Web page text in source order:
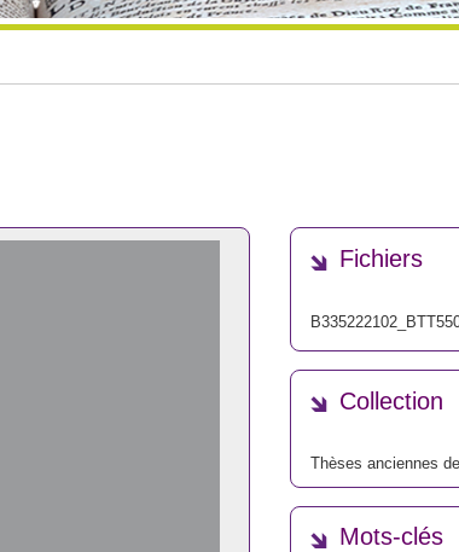
Fichiers
Collection
Thèses anciennes
Mots-clés